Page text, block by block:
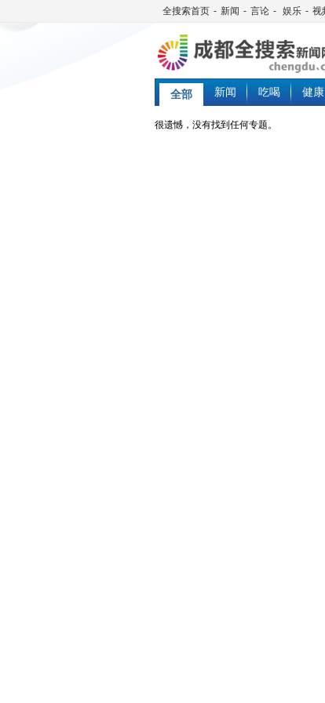
全搜索首页 - 新闻 - 言论 - 娱乐 - 视
全部 新闻 吃喝 健康
很遗憾，没有找到任何专题。